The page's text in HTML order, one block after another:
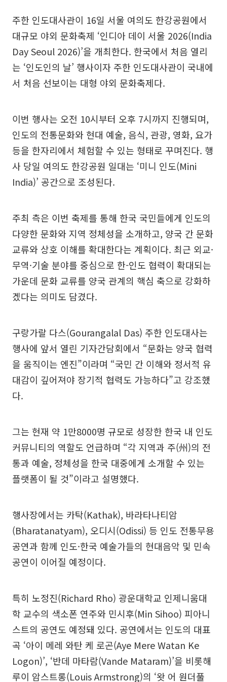
주한 인도대사관이 16일 서울 여의도 한강공원에서
대규모 야외 문화축제 ‘인디아 데이 서울 2026(India
Day Seoul 2026)’을 개최한다. 한국에서 처음 열리
는 ‘인도인의 날’ 행사이자 주한 인도대사관이 국내에
서 처음 선보이는 대형 야외 문화축제다.
이번 행사는 오전 10시부터 오후 7시까지 진행되며,
인도의 전통문화와 현대 예술, 음식, 관광, 영화, 요가
등을 한자리에서 체험할 수 있는 형태로 꾸며진다. 행
사 당일 여의도 한강공원 일대는 ‘미니 인도(Mini
India)’ 공간으로 조성된다.
주최 측은 이번 축제를 통해 한국 국민들에게 인도의
다양한 문화와 지역 정체성을 소개하고, 양국 간 문화
교류와 상호 이해를 확대한다는 계획이다. 최근 외교·
무역·기술 분야를 중심으로 한-인도 협력이 확대되는
가운데 문화 교류를 양국 관계의 핵심 축으로 강화하
겠다는 의미도 담겼다.
구랑가랄 다스(Gourangalal Das) 주한 인도대사는
행사에 앞서 열린 기자간담회에서 “문화는 양국 협력
을 움직이는 엔진”이라며 “국민 간 이해와 정서적 유
대감이 깊어져야 장기적 협력도 가능하다”고 강조했
다.
그는 현재 약 1만8000명 규모로 성장한 한국 내 인도
커뮤니티의 역할도 언급하며 “각 지역과 주(州)의 전
통과 예술, 정체성을 한국 대중에게 소개할 수 있는
플랫폼이 될 것”이라고 설명했다.
행사장에서는 카탁(Kathak), 바라타나티암
(Bharatanatyam), 오디시(Odissi) 등 인도 전통무용
공연과 함께 인도·한국 예술가들의 현대음악 및 민속
공연이 이어질 예정이다.
특히 노정진(Richard Rho) 광운대학교 인제니움대
학 교수의 색소폰 연주와 민시후(Min Sihoo) 피아니
스트의 공연도 예정돼 있다. 공연에서는 인도의 대표
곡 ‘아이 메레 와탄 케 로곤(Aye Mere Watan Ke
Logon)’, ‘반데 마타람(Vande Mataram)’을 비롯해
루이 암스트롱(Louis Armstrong)의 ‘왓 어 원더풀